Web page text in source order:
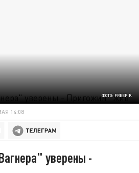
ФОТО: FREEPIK
14:08
уверены -